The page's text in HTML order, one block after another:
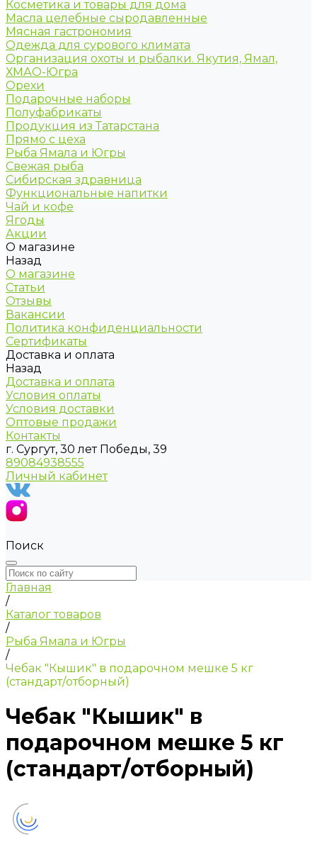
Косметика и товары для дома
Масла целебные сыродавленные
Мясная гастрономия
Одежда для сурового климата
Организация охоты и рыбалки. Якутия, Ямал,
ХМАО-Югра
Орехи
Подарочные наборы
Полуфабрикаты
Продукция из Татарстана
Прямо с цеха
Рыба Ямала и Югры
Свежая рыба
Сибирская здравница
Функциональные напитки
Чай и кофе
Ягоды
Акции
О магазине
Назад
О магазине
Статьи
Отзывы
Вакансии
Политика конфиденциальности
Сертификаты
Доставка и оплата
Назад
Доставка и оплата
Условия оплаты
Условия доставки
Оптовые продажи
Контакты
г. Сургут, 30 лет Победы, 39
89084938555
Личный кабинет
Поиск
Главная
/
Каталог товаров
/
Рыба Ямала и Югры
/
Чебак "Кышик" в подарочном мешке 5 кг
(стандарт/отборный)
Чебак "Кышик" в
подарочном мешке 5 кг
(стандарт/отборный)